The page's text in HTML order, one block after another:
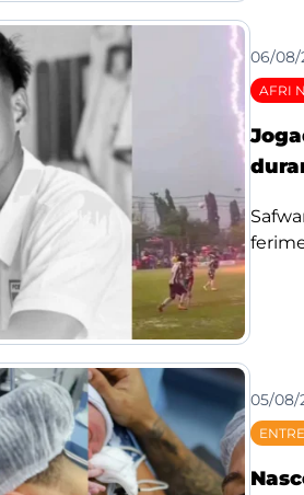
06/08/
AFRI
05/08/